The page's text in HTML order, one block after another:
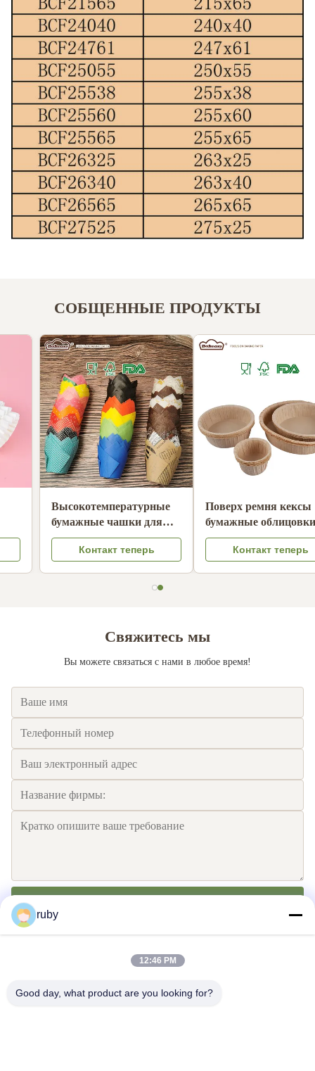
СОБЩЕННЫЕ ПРОДУКТЫ
Пищевая продукция
Небелый ручной
капельный кофе
фильтры Нефтяные
устойчивые кофейные
Контакт теперь
Высокотемпературные
бумажные чашки для
выпечки не липкие
одноразовые прокладки
для кексов
Контакт теперь
Свяжитесь мы
Вы можете связаться с нами в любое время!
ruby
12:46 PM
Good day, what product are you looking for?